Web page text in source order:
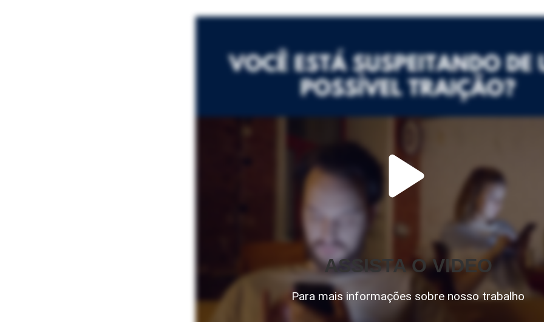
ASSISTA O VIDEO
Para mais informações sobre nosso trabalho